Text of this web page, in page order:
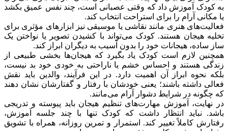
به کودک آموزش داد که وقتی عصبانی است، چند نفس عمیق بکشد
یا مکانی آرام را برای استراحت انتخاب کند.
فعالیت‌های هنری مانند نقاشی یا موسیقی نیز ابزارهای مؤثری برای
تخلیه هیجان هستند. کودک می‌تواند با کشیدن تصویر یا نواختن یک
ساز ساده، هیجانات خود را بدون آسیب به دیگران ابراز کند.
همچنین لازم است کودک یاد بگیرد که هیجان‌ها بخشی طبیعی از
زندگی هستند و احساس خشم یا ناراحتی به خودی خود بد نیست،
بلکه نحوه ابراز آن اهمیت دارد. در این فرآیند، والدین باید نقش
فعالی داشته باشند؛ یعنی خودشان با رفتار و گفتارشان نشان دهند
که چگونه در شرایط دشوار آرام می‌مانند.
در نهایت، آموزش مهارت‌های تنظیم هیجان باید پیوسته و تدریجی
باشد. نباید انتظار داشت که کودک تنها با چند جلسه آموزش،
رفتارش کاملاً تغییر کند. استمرار و تمرین روزانه، همراه با تشویق